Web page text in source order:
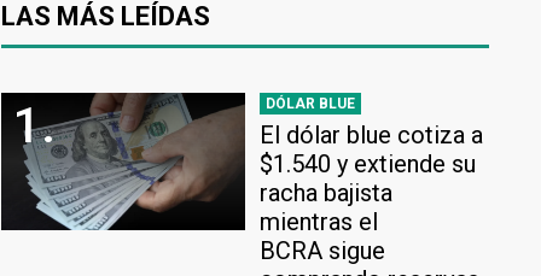
LAS MÁS LEÍDAS
1. DÓLAR BLUE
El dólar blue cotiza a
$1.540 y extiende su
racha bajista
mientras el
BCRA sigue